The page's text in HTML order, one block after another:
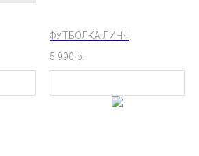
ФУТБОЛКА ЛИНЧ
5 990 р.